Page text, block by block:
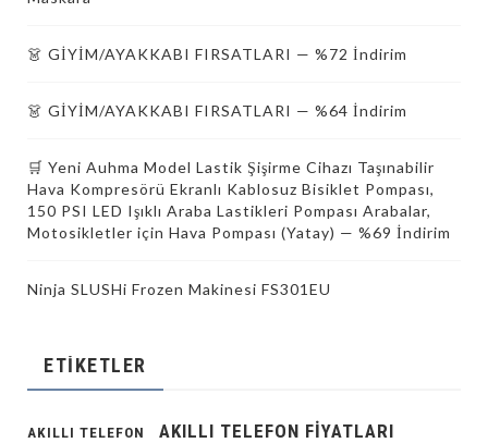
👗 GİYİM/AYAKKABI FIRSATLARI — %72 İndirim
👗 GİYİM/AYAKKABI FIRSATLARI — %64 İndirim
🛒 Yeni Auhma Model Lastik Şişirme Cihazı Taşınabilir
Hava Kompresörü Ekranlı Kablosuz Bisiklet Pompası,
150 PSI LED Işıklı Araba Lastikleri Pompası Arabalar,
Motosikletler için Hava Pompası (Yatay) — %69 İndirim
Ninja SLUSHi Frozen Makinesi FS301EU
ETIKETLER
AKILLI TELEFON AKILLI TELEFON FIYATLARI